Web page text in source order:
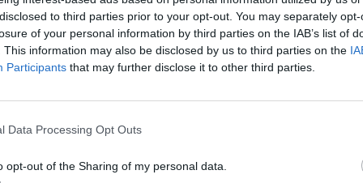
to third parties prior to your opt-out. You may separately
of your personal information by third parties on the IAB’s list of
This information may also be disclosed by us to third parties on the
Participants that may further disclose it to other third parties.
Data Processing Opt Outs
opt-out of the Sharing of my personal data.
για μια μεγάλη αλλαγή, τότε τα pixie κουρέματα
μικρές νεραϊδούλες και σίγουρα ταιριάζουν σε